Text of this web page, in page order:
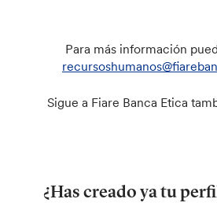
Para más información
Sigue a Fiare Banca Etica
¿Has creado ya tu